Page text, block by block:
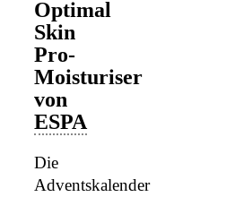
Optimal
Skin
Pro-
Moisturiser
von
ESPA
Die
Adventskalender